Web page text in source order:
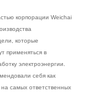
корпорации Weichai
которые
применяться в
электроэнергии.
себя как
самых ответственных